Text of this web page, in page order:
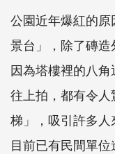
公園近年爆紅的
景台」，除了磚
因為塔樓裡的八
往上拍，都有令
梯」，吸引許多人
目前已有民間單